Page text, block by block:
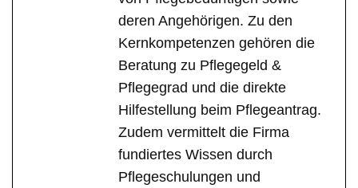
deren Angehörigen. Zu den
Kernkompetenzen gehören die
Beratung zu Pflegegeld &
Pflegegrad und die direkte
Hilfestellung beim Pflegeantrag.
Zudem vermittelt die Firma
fundiertes Wissen durch
Pflegeschulungen und